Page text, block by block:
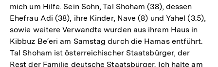
mich um Hilfe. Sein Sohn, Tal Shoham (38), dessen
Ehefrau Adi (38), ihre Kinder, Nave (8) und Yahel (3.5),
sowie weitere Verwandte wurden aus ihrem Haus in
Kibbuz Be´eri am Samstag durch die Hamas entführt.
Tal Shoham ist österreichischer Staatsbürger, der
Rest der Familie deutsche Staatsbürger. Ich halte am